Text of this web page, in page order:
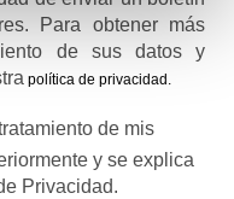
Para obtener más
de sus datos y
política de privacidad .
de mis
y se explica
Privacidad.